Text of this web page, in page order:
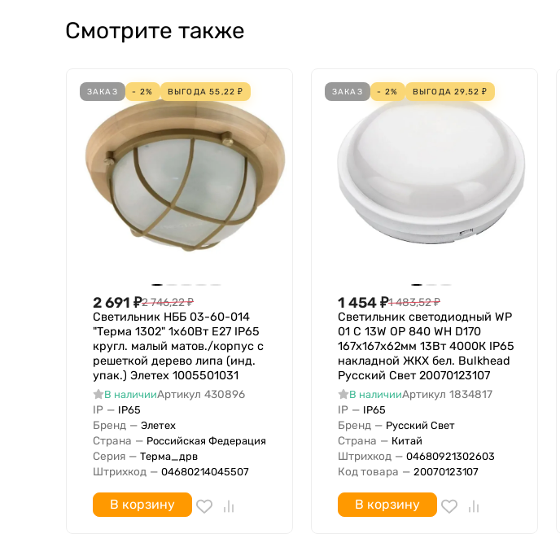
Жаро-морозоустойчивый с
Подходят для аварийного освещения
Нет
Световой выход
Прямой/Непрямой
Светораспределение
Симметричный
Материал плафона / рассеивателя
Ударопрочность
Зажигающее устройство
Номинальное напряжение с
207 В
Номинальное напряжение по
253 В
Степень защиты IP
Подходит для числа источников света
Тип поверхности
Блестящий (-ая)
ПРА в комплекте
Перфорированный отражатель
Класс пожароопасности
Смотрите также
ЗАКАЗ - 2% ВЫГОДА55,22 ₽
2 691 ₽2 746,22₽
Светильник НББ 03-60-014
"Терма 1302" 1х60Вт E27 IP65
кругл. малый матов./корпус с
решеткой дерево липа (инд.
упак.) Элетех 1005501031
В наличииАртикул 430896
IP — IP65
Бренд — Элетех
Страна — Российская Федерация
Серия — Терма_дрв
Штрихкод — 04680214045507
В корзину
ЗАКАЗ - 2% ВЫГОДА29,52 ₽
1 454₽1 483,52₽
Светильник светодиодный WP
01 C 13W OP 840 WH D170
167х167х62мм 13Вт 4000К IP65
накладной ЖКХ бел. Bulkhead
Русский Свет 20070123107
В наличииАртикул 1834817
IP — IP65
Бренд — Русский Свет
Страна — Китай
Штрихкод — 04680921302603
Код товара — 20070123107
В корзину